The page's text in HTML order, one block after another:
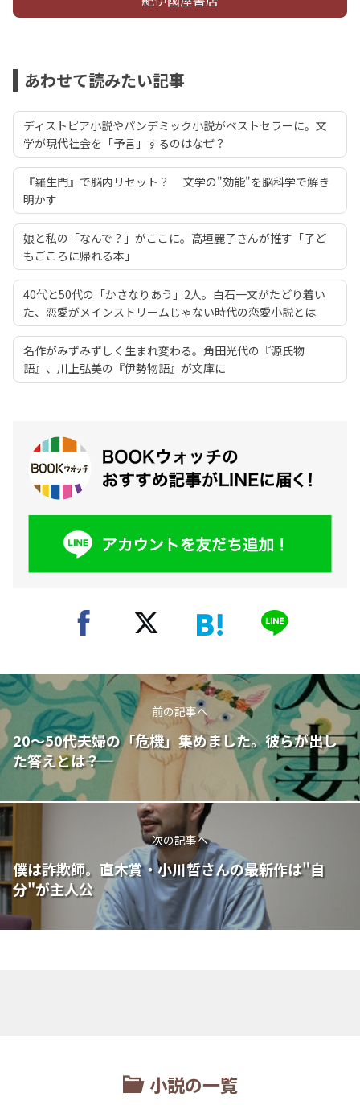
あわせて読みたい記事
ディストピア小説やパンデミック小説がベストセラーに。文
学が現代社会を「予言」するのはなぜ？
『羅生門』で脳内リセット？ 文学の"効能"を脳科学で解き
明かす
娘と私の「なんで？」がここに。高垣麗子さんが推す「子ど
もごころに帰れる本」
40代と50代の「かさなりあう」2人。白石一文がたどり着い
た、恋愛がメインストリームじゃない時代の恋愛小説とは
名作がみずみずしく生まれ変わる。角田光代の『源氏物
語』、川上弘美の『伊勢物語』が文庫に
前の記事へ
20～50代夫婦の「危機」集めました。彼らが出し
た答えとは――？
次の記事へ
僕は詐欺師。直木賞・小川哲さんの最新作は"自
分"が主人公
小説の一覧